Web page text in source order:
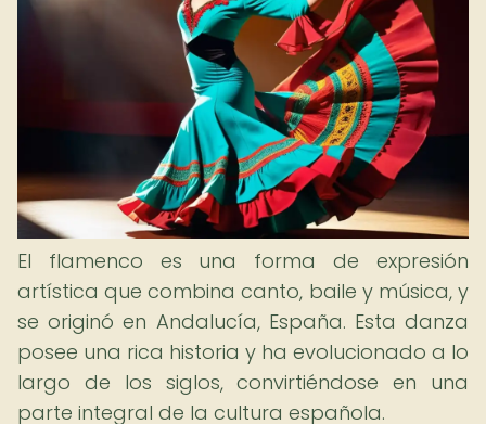
El flamenco es una forma de expresión
artística que combina canto, baile y música, y
se originó en Andalucía, España. Esta danza
posee una rica historia y ha evolucionado a lo
largo de los siglos, convirtiéndose en una
parte integral de la cultura española.